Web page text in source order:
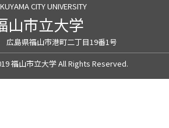
CITY UNIVERSITY
山市立大学
広島県福山市港町二丁目19番1号
福山市立大学 All Rights Reserved.